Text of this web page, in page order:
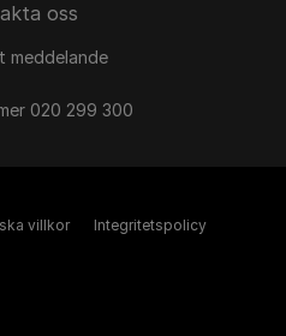
oss
meddelande
020 299 300
villkor Integritetspolicy